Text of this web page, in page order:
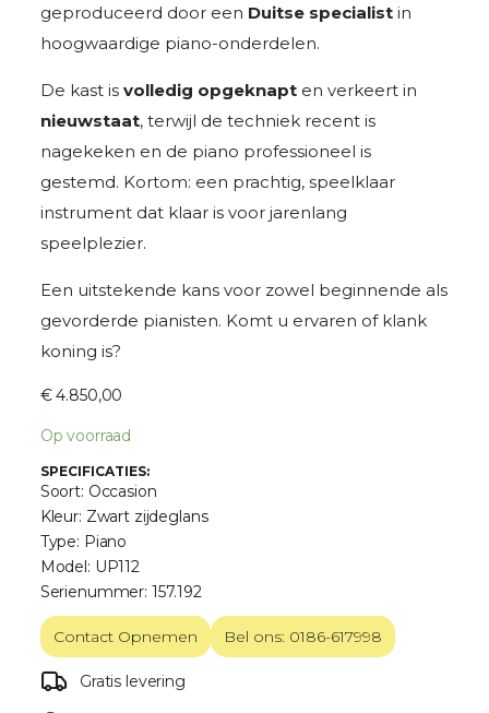
geproduceerd door een Duitse specialistin
hoogwaardige piano-onderdelen.
De kast is volledig opgeknapten verkeert in
nieuwstaat, terwijl de techniek recent is
nagekeken en de piano professioneel is
gestemd. Kortom: een prachtig, speelklaar
instrument dat klaar is voor jarenlang
speelplezier.
Een uitstekende kans voor zowel beginnende als
gevorderde pianisten. Komt u ervaren of klank
koning is?
€4.850,00
Op voorraad
SPECIFICATIES:
Soort: Occasion
Kleur: Zwart zijdeglans
Type: Piano
Model: UP112
Serienummer: 157.192
Contact Opnemen Bel ons: 0186-617998
Gratis levering